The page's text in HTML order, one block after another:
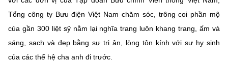
Tổng công ty Bưu điện Việt Nam chăm sóc, trông coi phần mộ
của gần 300 liệt sỹ nằm lại nghĩa trang luôn khang trang, ấm và
sáng, sạch và đẹp bằng sự tri ân, lòng tôn kính với sự hy sinh
của các thế hệ cha anh đi trước.